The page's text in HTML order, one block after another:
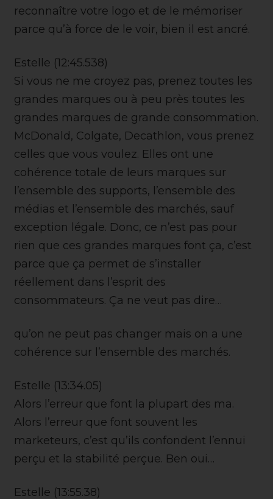
reconnaître votre logo et de le mémoriser
parce qu’à force de le voir, bien il est ancré.
Estelle (12:45.538)
Si vous ne me croyez pas, prenez toutes les
grandes marques ou à peu près toutes les
grandes marques de grande consommation.
McDonald, Colgate, Decathlon, vous prenez
celles que vous voulez. Elles ont une
cohérence totale de leurs marques sur
l’ensemble des supports, l’ensemble des
médias et l’ensemble des marchés, sauf
exception légale. Donc, ce n’est pas pour
rien que ces grandes marques font ça, c’est
parce que ça permet de s’installer
réellement dans l’esprit des
consommateurs. Ça ne veut pas dire…
qu’on ne peut pas changer mais on a une
cohérence sur l’ensemble des marchés.
Estelle (13:34.05)
Alors l’erreur que font la plupart des ma.
Alors l’erreur que font souvent les
marketeurs, c’est qu’ils confondent l’ennui
perçu et la stabilité perçue. Ben oui…
Estelle (13:55.38)